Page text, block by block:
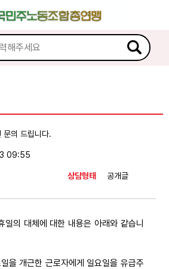
문의 드립니다.
09:55
상담형태 공개글
일의 대체에 대한 내용은 아래와 같습니
을 개근한 근로자에게 일요일을 유급주
스케치북5
스케치북5